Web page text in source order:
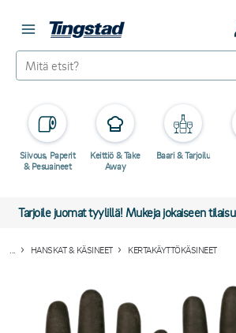
Siivous, Paperit
& Pesuaineet
Keittiö & Take
Away
Baari & Tarjoilu
Tarjoile juomat tyylillä! Mukeja jokaiseen
HANSKAT & KÄSINEET KERTAKÄYTTÖKÄSINEET